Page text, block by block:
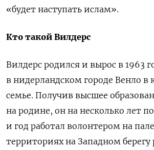
«будет наступать ислам».
Кто такой Вилдерс
Вилдерс родился и вырос в 1963
в нидерландском городе Венло в
семье. Получив высшее
на родине, он на несколько лет
и год работал волонтером на
территориях на Западном берегу